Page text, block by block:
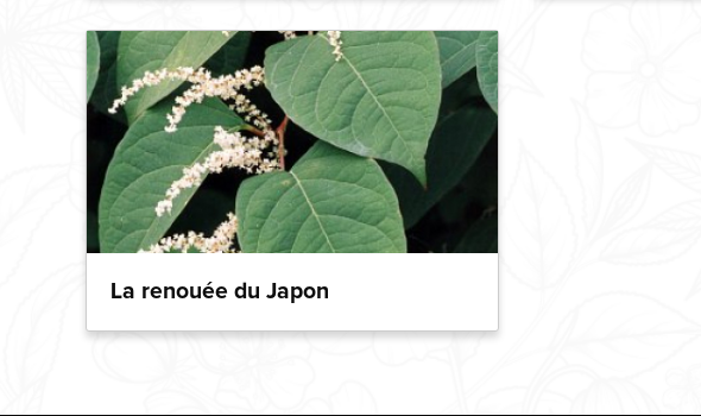
La renouée du Japon